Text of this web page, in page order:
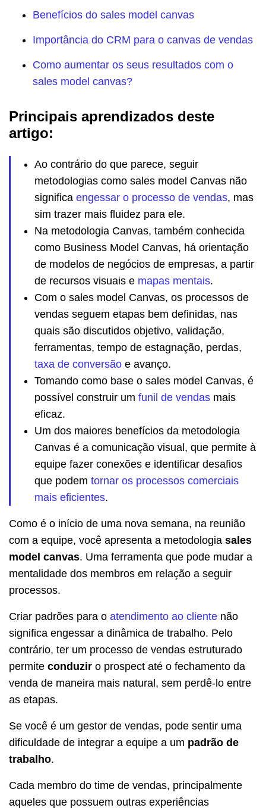
Benefícios do sales model canvas
Importância do CRM para o canvas de vendas
Como aumentar os seus resultados com o
sales model canvas?
Principais aprendizados deste
artigo:
Ao contrário do que parece, seguir
metodologias como sales model Canvas não
significa engessar o processo de vendas, mas
sim trazer mais fluidez para ele.
Na metodologia Canvas, também conhecida
como Business Model Canvas, há orientação
de modelos de negócios de empresas, a partir
de recursos visuais e mapas mentais.
Com o sales model Canvas, os processos de
vendas seguem etapas bem definidas, nas
quais são discutidos objetivo, validação,
ferramentas, tempo de estagnação, perdas,
taxa de conversão e avanço.
Tomando como base o sales model Canvas, é
possível construir um funil de vendas mais
eficaz.
Um dos maiores benefícios da metodologia
Canvas é a comunicação visual, que permite à
equipe fazer conexões e identificar desafios
que podem tornar os processos comerciais
mais eficientes.
Como é o início de uma nova semana, na reunião
com a equipe, você apresenta a metodologia sales
model canvas. Uma ferramenta que pode mudar a
mentalidade dos membros em relação a seguir
processos.
Criar padrões para o atendimento ao cliente não
significa engessar a dinâmica de trabalho. Pelo
contrário, ter um processo de vendas estruturado
permite conduzir o prospect até o fechamento da
venda de maneira mais natural, sem perdê-lo entre
as etapas.
Se você é um gestor de vendas, pode sentir uma
dificuldade de integrar a equipe a um padrão de
trabalho.
Cada membro do time de vendas, principalmente
aqueles que possuem outras experiências